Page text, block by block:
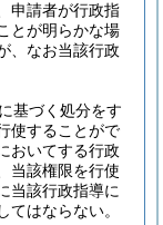
申請者が行政指
とが明らかな場
、なお当該行政
基づく処分をす
使することがで
おいてする行政
当該権限を行使
当該行政指導に
はならない。